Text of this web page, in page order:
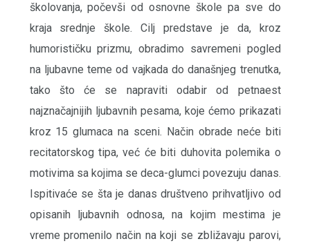
školovanja, počevši od osnovne škole pa sve do
kraja srednje škole. Cilj predstave je da, kroz
humorističku prizmu, obradimo savremeni pogled
na ljubavne teme od vajkada do današnjeg trenutka,
tako što će se napraviti odabir od petnaest
najznačajnijih ljubavnih pesama, koje ćemo prikazati
kroz 15 glumaca na sceni. Način obrade neće biti
recitatorskog tipa, već će biti duhovita polemika o
motivima sa kojima se deca-glumci povezuju danas.
Ispitivaće se šta je danas društveno prihvatljivo od
opisanih ljubavnih odnosa, na kojim mestima je
vreme promenilo način na koji se zbližavaju parovi,